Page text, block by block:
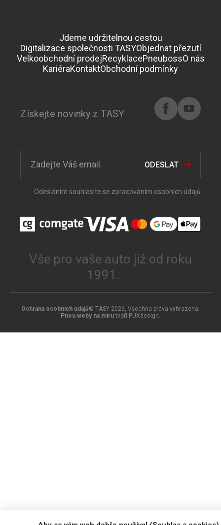
Jdeme udržitelnou cestou
Digitalizace společnosti TASYObjednat přezutí
Velkoobchodní prodejRecyklacePneubossO nás
KariéraKontaktObchodní podmínky
Získejte novinky z TASY
ODESLAT
Odesláním souhlasíte se zpracováním osobních údajů
Vše pro vaše auto již od roku
1991.
Ochrana osobních údajů© TASY 2026, Všechna práva vyhrazena.
Pneu weby na mírutvoří PUXdesign.